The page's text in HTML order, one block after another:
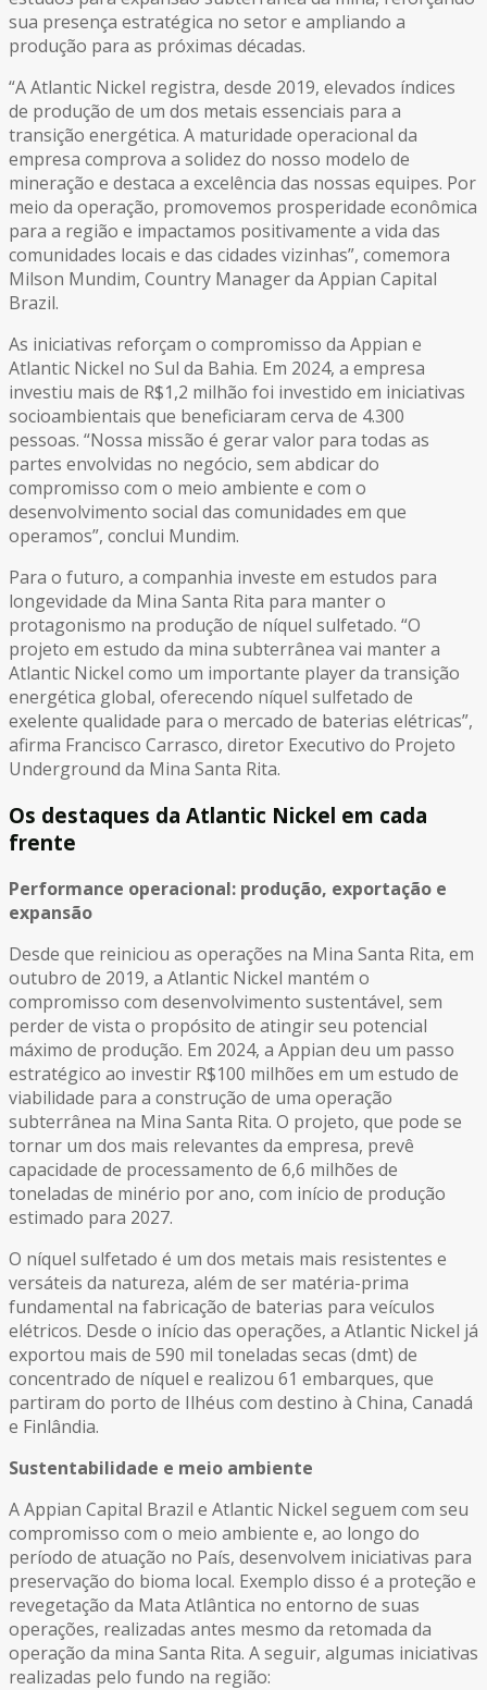
sua presença estratégica no setor e ampliando a
produção para as próximas décadas.
“A Atlantic Nickel registra, desde 2019, elevados índices
de produção de um dos metais essenciais para a
transição energética. A maturidade operacional da
empresa comprova a solidez do nosso modelo de
mineração e destaca a excelência das nossas equipes. Por
meio da operação, promovemos prosperidade econômica
para a região e impactamos positivamente a vida das
comunidades locais e das cidades vizinhas”, comemora
Milson Mundim, Country Manager da Appian Capital
Brazil.
As iniciativas reforçam o compromisso da Appian e
Atlantic Nickel no Sul da Bahia. Em 2024, a empresa
investiu mais de R$1,2 milhão foi investido em iniciativas
socioambientais que beneficiaram cerva de 4.300
pessoas. “Nossa missão é gerar valor para todas as
partes envolvidas no negócio, sem abdicar do
compromisso com o meio ambiente e com o
desenvolvimento social das comunidades em que
operamos”, conclui Mundim.
Para o futuro, a companhia investe em estudos para
longevidade da Mina Santa Rita para manter o
protagonismo na produção de níquel sulfetado. “O
projeto em estudo da mina subterrânea vai manter a
Atlantic Nickel como um importante player da transição
energética global, oferecendo níquel sulfetado de
exelente qualidade para o mercado de baterias elétricas”,
afirma Francisco Carrasco, diretor Executivo do Projeto
Underground da Mina Santa Rita.
Os destaques da Atlantic Nickel em cada
frente
Performance operacional: produção, exportação e
expansão
Desde que reiniciou as operações na Mina Santa Rita, em
outubro de 2019, a Atlantic Nickel mantém o
compromisso com desenvolvimento sustentável, sem
perder de vista o propósito de atingir seu potencial
máximo de produção. Em 2024, a Appian deu um passo
estratégico ao investir R$100 milhões em um estudo de
viabilidade para a construção de uma operação
subterrânea na Mina Santa Rita. O projeto, que pode se
tornar um dos mais relevantes da empresa, prevê
capacidade de processamento de 6,6 milhões de
toneladas de minério por ano, com início de produção
estimado para 2027.
O níquel sulfetado é um dos metais mais resistentes e
versáteis da natureza, além de ser matéria-prima
fundamental na fabricação de baterias para veículos
elétricos. Desde o início das operações, a Atlantic Nickel já
exportou mais de 590 mil toneladas secas (dmt) de
concentrado de níquel e realizou 61 embarques, que
partiram do porto de Ilhéus com destino à China, Canadá
e Finlândia.
Sustentabilidade e meio ambiente
A Appian Capital Brazil e Atlantic Nickel seguem com seu
compromisso com o meio ambiente e, ao longo do
período de atuação no País, desenvolvem iniciativas para
preservação do bioma local. Exemplo disso é a proteção e
revegetação da Mata Atlântica no entorno de suas
operações, realizadas antes mesmo da retomada da
operação da mina Santa Rita. A seguir, algumas iniciativas
realizadas pelo fundo na região: